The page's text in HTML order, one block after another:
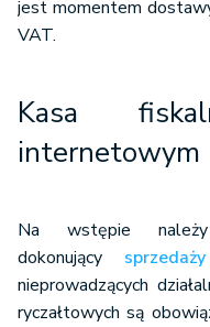
jest momentem
VAT.
Kasa
internetowym
Na wstępie
dokonujący
nieprowadzących
ryczałtowych są